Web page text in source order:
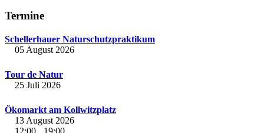
Termine
Schellerhauer Naturschutzpraktikum
05 August 2026
Tour de Natur
25 Juli 2026
Ökomarkt am Kollwitzplatz
13 August 2026